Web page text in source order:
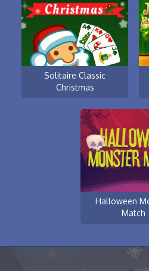
Solitaire Classic
Christmas
Halloween
Match